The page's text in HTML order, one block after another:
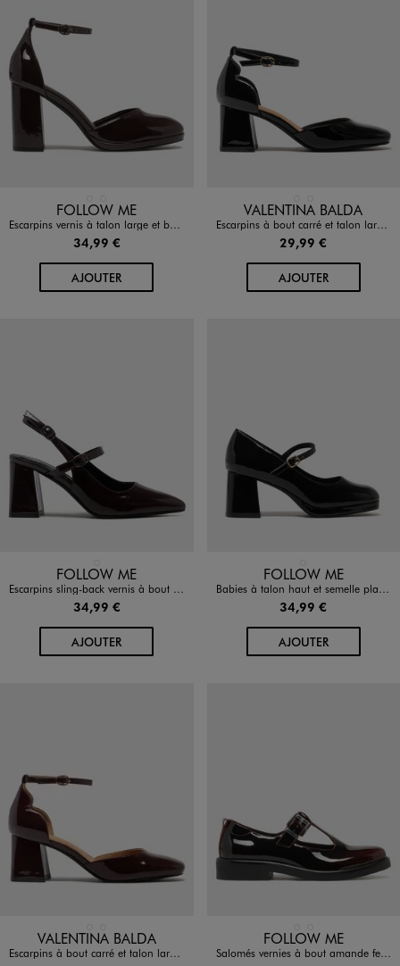
Disponible en 2 coloris
FOLLOW ME
Escarpins vernis à talon large et boucle cheville femme - Follow Me
34,99 €
AJOUTERAU PANIER
Disponible en 2 coloris
VALENTINA BALDA
Escarpins à bout carré et talon large vernis femme - Valentina Baldano
29,99 €
AJOUTERAU PANIER
Disponible en 1 coloris
FOLLOW ME
Escarpins sling-back vernis à bout pointu et talon large femme - Follow Me
34,99 €
AJOUTERAU PANIER
Disponible en 1 coloris
FOLLOW ME
Babies à talon haut et semelle plateforme vernies femme
34,99 €
AJOUTERAU PANIER
Disponible en 2 coloris
VALENTINA BALDA
Escarpins à bout carré et talon large vernis femme - Valentina Baldano
Disponible en 2 coloris
FOLLOW ME
Salomés vernies à bout amande femme - Follow Me